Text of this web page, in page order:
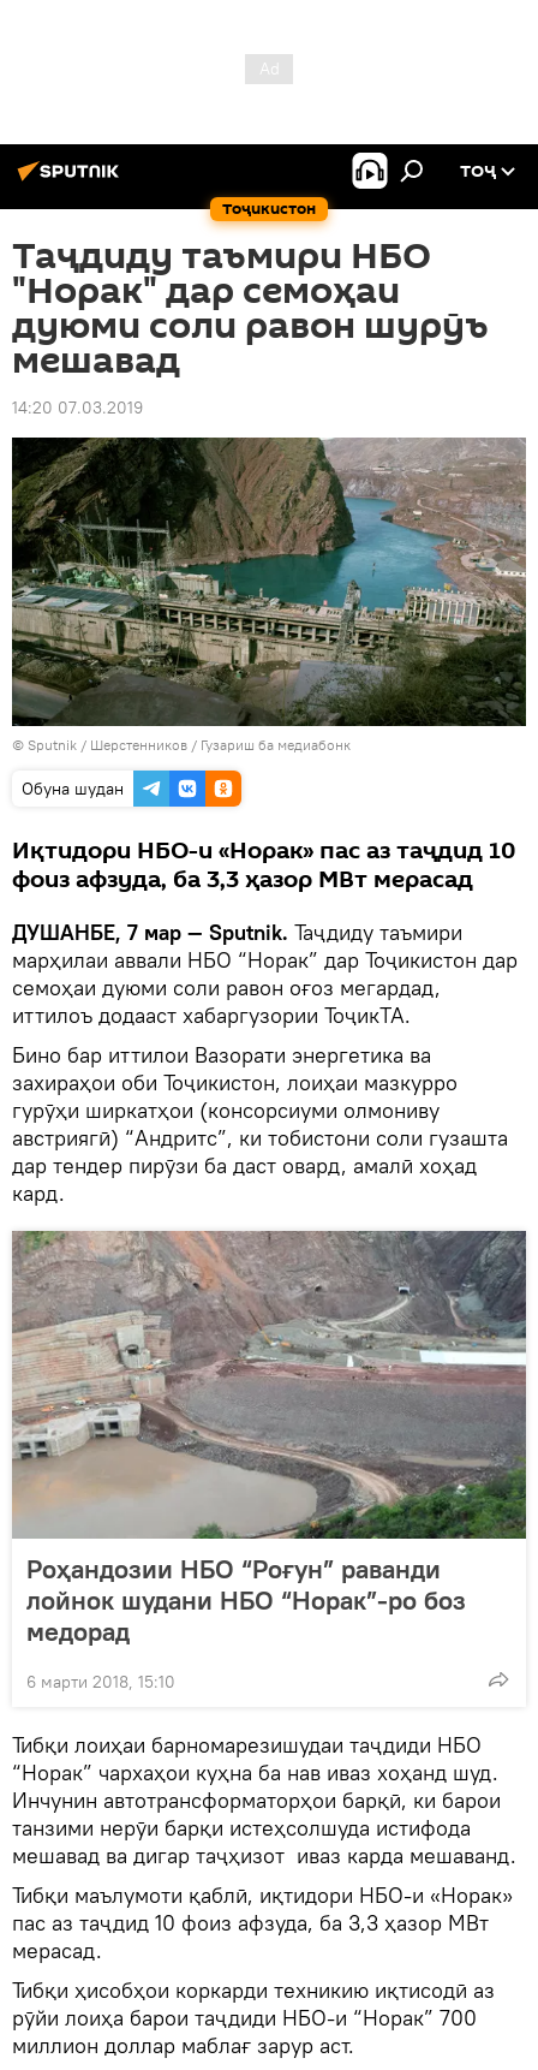
Тоҷикистон
ТОҶ
Таҷдиду таъмири НБО
"Норак" дар семоҳаи
дуюми соли равон шурӯъ
мешавад
14:20 07.03.2019
© Sputnik / Шерстенников / Гузариш ба медиабонк
Обуна шудан
Иқтидори НБО-и «Норак» пас аз таҷдид 10
фоиз афзуда, ба 3,3 ҳазор МВт мерасад
ДУШАНБЕ, 7 мар — Sputnik. Таҷдиду таъмири
марҳилаи аввали НБО “Норак” дар Тоҷикистон дар
семоҳаи дуюми соли равон оғоз мегардад,
иттилоъ додааст хабаргузории ТоҷикТА.
Бино бар иттилои Вазорати энергетика ва
захираҳои оби Тоҷикистон, лоиҳаи мазкурро
гурӯҳи ширкатҳои (консорсиуми олмониву
австриягӣ) “Андритс”, ки тобистони соли гузашта
дар тендер пирӯзи ба даст овард, амалӣ хоҳад
кард.
Роҳандозии НБО “Роғун” раванди
лойнок шудани НБО “Норак”-ро боз
медорад
6 марти 2018, 15:10
Тибқи лоиҳаи барномарезишудаи таҷдиди НБО
“Норак” чархаҳои куҳна ба нав иваз хоҳанд шуд.
Инчунин автотрансформаторҳои барқӣ, ки барои
танзими нерӯи барқи истеҳсолшуда истифода
мешавад ва дигар таҷҳизот иваз карда мешаванд.
Тибқи маълумоти қаблӣ, иқтидори НБО-и «Норак»
пас аз таҷдид 10 фоиз афзуда, ба 3,3 ҳазор МВт
мерасад.
Тибқи ҳисобҳои коркарди техникию иқтисодӣ аз
рӯйи лоиҳа барои таҷдиди НБО-и “Норак” 700
миллион доллар маблағ зарур аст.